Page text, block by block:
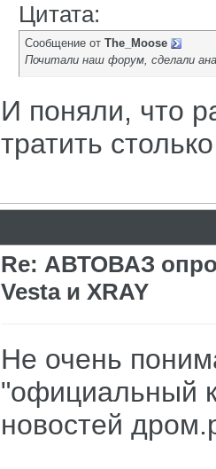
Цитата:
Сообщение от The_Moose
Почитали наш форум, сделали
И поняли, что
тратить
Re: АВТОВАЗ
Vesta и XRAY
Не очень
"официальный
новостей